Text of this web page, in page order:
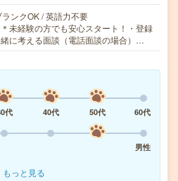
ンクOK / 英語力不要
未経験の方でも安心スタート！・登録
に考える面談（電話面談の場合）…
代 40代 50代
60代
男性
もっと見る